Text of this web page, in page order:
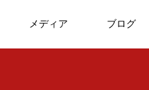
メディア ブログ